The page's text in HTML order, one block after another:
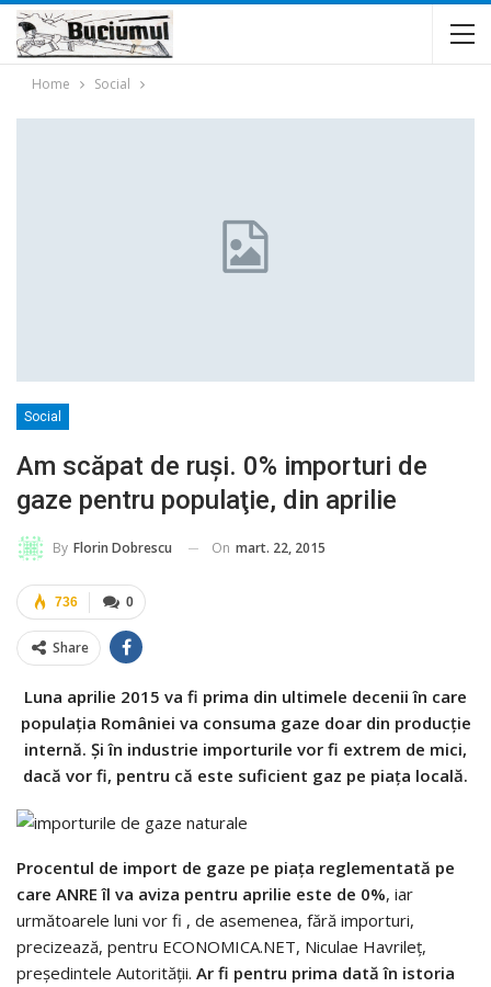
Home Social
Social
Am scăpat de ruşi. 0% importuri de
gaze pentru populaţie, din aprilie
By Florin Dobrescu On mart. 22, 2015
0
736
Share
Luna aprilie 2015 va fi prima din ultimele decenii în care
populaţia României va consuma gaze doar din producţie
internă. Şi în industrie importurile vor fi extrem de mici,
dacă vor fi, pentru că este suficient gaz pe piaţa locală.
Procentul de import de gaze pe piaţa reglementată pe
care ANRE îl va aviza pentru aprilie este de 0%, iar
următoarele luni vor fi , de asemenea, fără importuri,
precizează, pentru ECONOMICA.NET, Niculae Havrileţ,
preşedintele Autorităţii. Ar fi pentru prima dată în istoria